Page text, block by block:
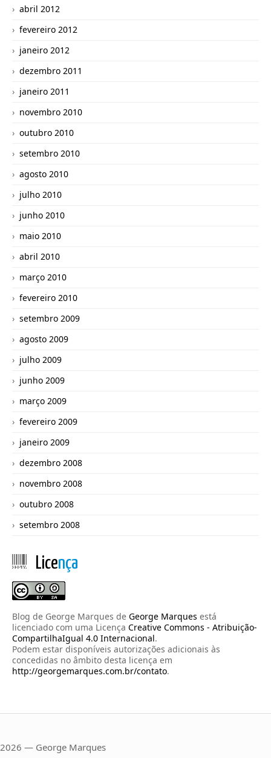
abril 2012
fevereiro 2012
janeiro 2012
dezembro 2011
janeiro 2011
novembro 2010
outubro 2010
setembro 2010
agosto 2010
julho 2010
junho 2010
maio 2010
abril 2010
março 2010
fevereiro 2010
setembro 2009
agosto 2009
julho 2009
junho 2009
março 2009
fevereiro 2009
janeiro 2009
dezembro 2008
novembro 2008
outubro 2008
setembro 2008
Licença
Blog de George Marques de George Marques está
licenciado com uma Licença Creative Commons - Atribuição-
CompartilhaIgual 4.0 Internacional.
Podem estar disponíveis autorizações adicionais às
concedidas no âmbito desta licença em
http://georgemarques.com.br/contato.
2026 — George Marques